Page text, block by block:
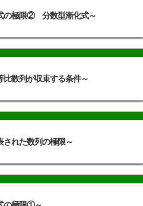
極限② 分数型漸化式～
数列が収束する条件～
れた数列の極限～